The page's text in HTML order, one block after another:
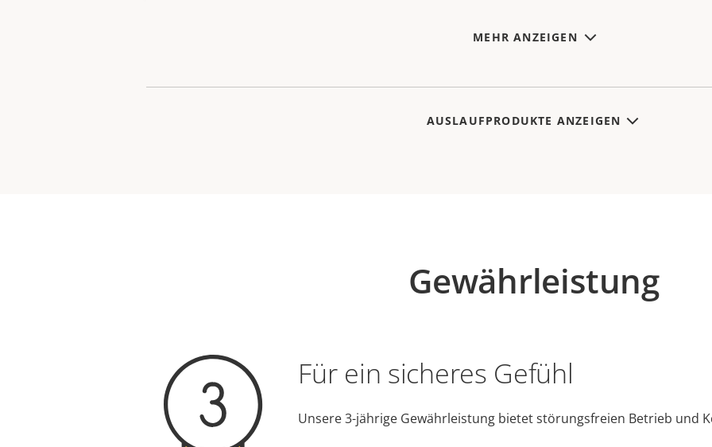
MEHR ANZEIGEN
AUSLAUFPRODUKTE ANZEIGEN
Gewährleistung
Für ein sicheres Gefühl
Unsere 3-jährige Gewährleistung bietet störungsfreien Betrieb und